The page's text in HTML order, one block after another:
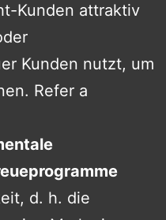
Kunden attraktiv
Kunden nutzt, um
Refer a
d. h. die